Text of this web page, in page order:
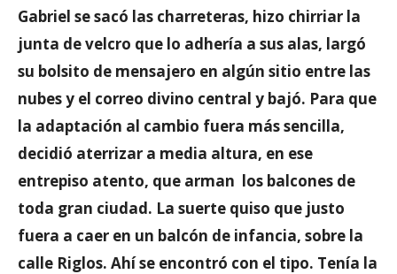
Gabriel se sacó las charreteras, hizo chirriar la
junta de velcro que lo adhería a sus alas, largó
su bolsito de mensajero en algún sitio entre las
nubes y el correo divino central y bajó. Para que
la adaptación al cambio fuera más sencilla,
decidió aterrizar a media altura, en ese
entrepiso atento, que arman los balcones de
toda gran ciudad. La suerte quiso que justo
fuera a caer en un balcón de infancia, sobre la
calle Riglos. Ahí se encontró con el tipo. Tenía la